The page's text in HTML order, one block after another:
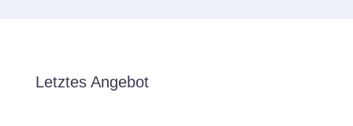
Letztes Angebot